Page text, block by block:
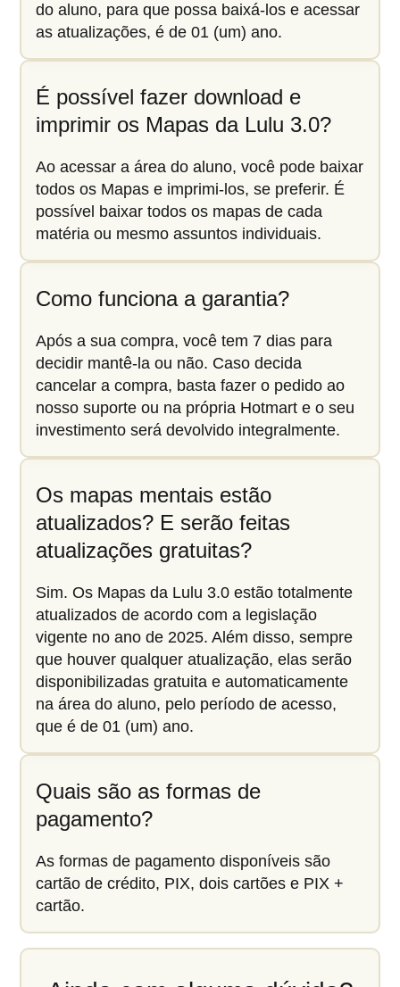
do aluno, para que possa baixá-los e acessar
as atualizações, é de 01 (um) ano.
É possível fazer download e
imprimir os Mapas da Lulu 3.0?
Ao acessar a área do aluno, você pode baixar
todos os Mapas e imprimi-los, se preferir. É
possível baixar todos os mapas de cada
matéria ou mesmo assuntos individuais.
Como funciona a garantia?
Após a sua compra, você tem 7 dias para
decidir mantê-la ou não. Caso decida
cancelar a compra, basta fazer o pedido ao
nosso suporte ou na própria Hotmart e o seu
investimento será devolvido integralmente.
Os mapas mentais estão
atualizados? E serão feitas
atualizações gratuitas?
Sim. Os Mapas da Lulu 3.0 estão totalmente
atualizados de acordo com a legislação
vigente no ano de 2025. Além disso, sempre
que houver qualquer atualização, elas serão
disponibilizadas gratuita e automaticamente
na área do aluno, pelo período de acesso,
que é de 01 (um) ano.
Quais são as formas de
pagamento?
As formas de pagamento disponíveis são
cartão de crédito, PIX, dois cartões e PIX +
cartão.